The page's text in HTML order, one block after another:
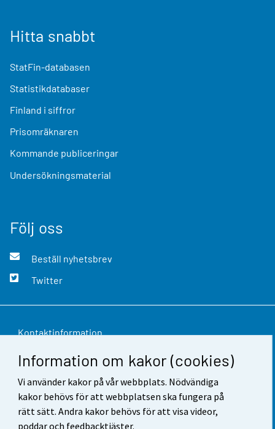
Information om kakor (cookies)
Vi använder kakor på vår webbplats. Nödvändiga
kakor behövs för att webbplatsen ska fungera på
rätt sätt. Andra kakor behövs för att visa videor,
poddar och feedbacktjäster.
Hitta snabbt
StatFin-databasen
Statistikdatabaser
Finland i siffror
Prisomräknaren
Kommande publiceringar
Undersökningsmaterial
Följ oss
Beställ nyhetsbrev
Twitter
Kontaktinformation
Respons
Användarvillkor
Dataskydd